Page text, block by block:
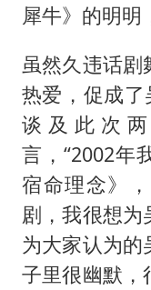
犀牛》的明明
虽然久违话剧
热爱，促成了
谈及此次
言，“2002年
宿命理念》
剧，我很想为
为大家认为的
子里很幽默，